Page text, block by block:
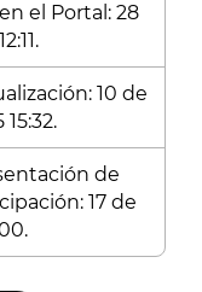
el Portal: 28
10 de
de
17 de